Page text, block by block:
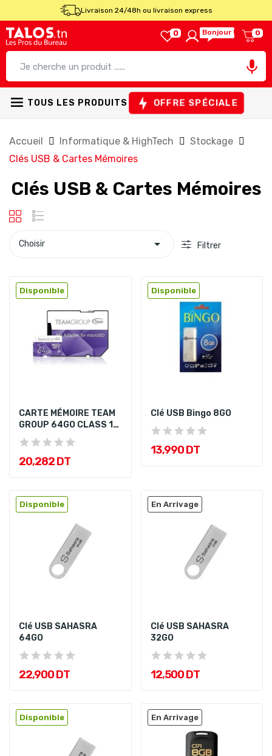
Livraison 24/48h ou livraison express
0 Bonjour ! 0

TOUS LES PRODUITS OFFRE SPÉCIALE
Accueil Informatique & HighTech
Stockage
Clés USB & Cartes Mémoires
Clés USB & Cartes Mémoires
Choisir  Filtrer
Disponible
CARTE MÉMOIRE TEAM
GROUP 64GO CLASS 10
AVEC...
20,282 DT
Disponible
Clé USB Bingo 8GO
13,990 DT
Disponible
Clé USB SAHASRA
64GO
22,900 DT
En Arrivage
Clé USB SAHASRA
32GO
12,500 DT
Disponible En Arrivage